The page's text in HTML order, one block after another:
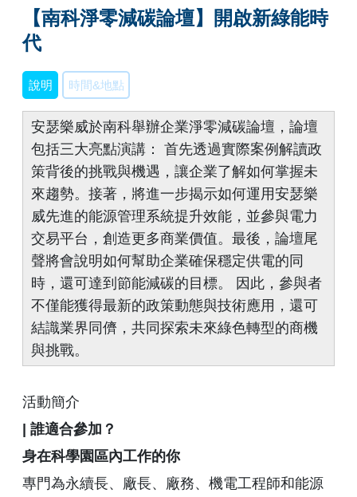
【南科淨零減碳論壇】開啟新綠能時
代
說明 時間&地點
安瑟樂威於南科舉辦企業淨零減碳論壇，論壇
包括三大亮點演講： 首先透過實際案例解讀政
策背後的挑戰與機遇，讓企業了解如何掌握未
來趨勢。接著，將進一步揭示如何運用安瑟樂
威先進的能源管理系統提升效能，並參與電力
交易平台，創造更多商業價值。最後，論壇尾
聲將會說明如何幫助企業確保穩定供電的同
時，還可達到節能減碳的目標。 因此，參與者
不僅能獲得最新的政策動態與技術應用，還可
結識業界同儕，共同探索未來綠色轉型的商機
與挑戰。
活動簡介
| 誰適合參加？
身在科學園區內工作的你
專門為永續長、廠長、廠務、機電工程師和能源